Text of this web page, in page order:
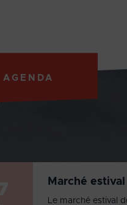
AGENDA
Marché estival
Le marché estival